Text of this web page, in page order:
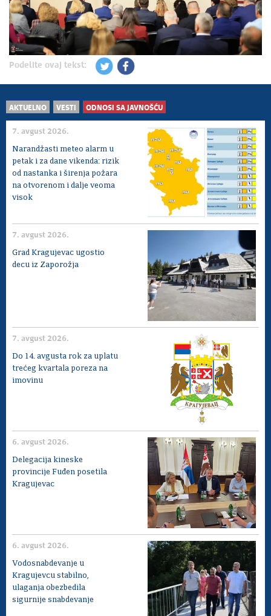
Podelite ovaj tekst:
AKTUELNO VESTI ODNOSI SA JAVNOŠĆU
7. avgust 2026.
Narandžasti meteo alarm u
petak i za dane vikenda: rizik
od nastanka i širenja požara
na otvorenom i dalje veoma
visok
7. avgust 2026.
Grad Kragujevac ugostio
decu iz Zaporožja
7. avgust 2026.
Do 14. avgusta rok za uplatu
trećeg kvartala poreza na
imovinu
6. avgust 2026.
Delegacija kineske
provincije Fuđen posetila
Kragujevac
6. avgust 2026.
Vodosnabdevanje u
Kragujevcu stabilno,
ulaganja obezbedila
sigurnije snabdevanje